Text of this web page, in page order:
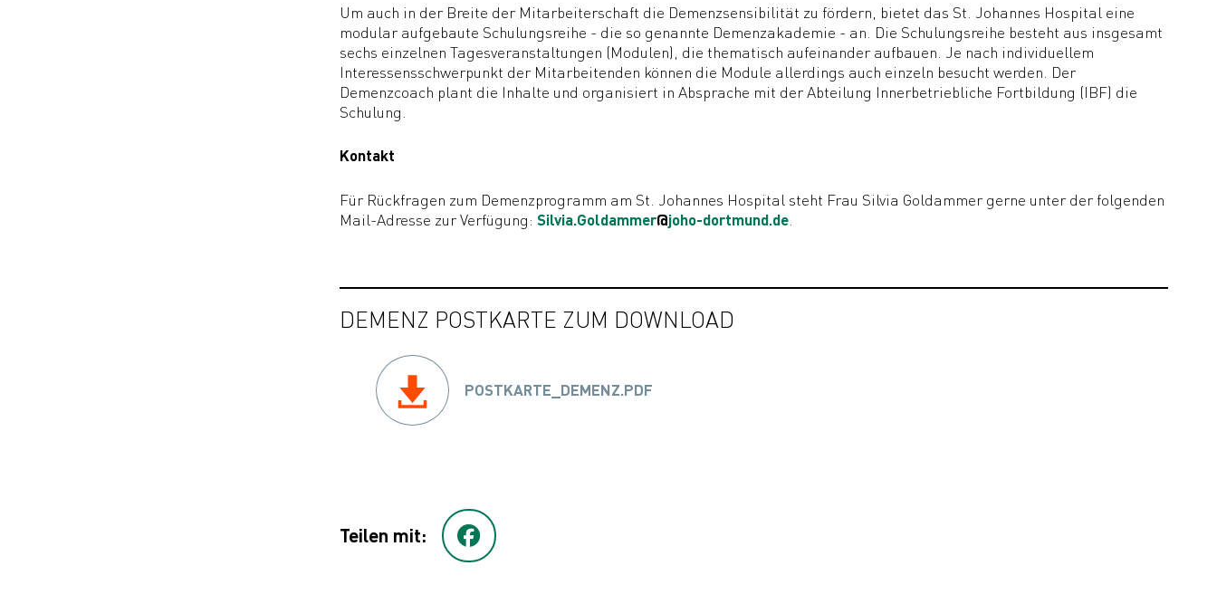
Um auch in der Breite der Mitarbeiterschaft die Demenzsensibilität zu fördern, bietet das St. Johannes Hospital eine
modular aufgebaute Schulungsreihe - die so genannte Demenzakademie - an. Die Schulungsreihe besteht aus insgesamt
sechs einzelnen Tagesveranstaltungen (Modulen), die thematisch aufeinander aufbauen. Je nach individuellem
Interessensschwerpunkt der Mitarbeitenden können die Module allerdings auch einzeln besucht werden. Der
Demenzcoach plant die Inhalte und organisiert in Absprache mit der Abteilung Innerbetriebliche Fortbildung (IBF) die
Schulung.
Kontakt
Für Rückfragen zum Demenzprogramm am St. Johannes Hospital steht Frau Silvia Goldammer gerne unter der folgenden
Mail-Adresse zur Verfügung:Silvia.Goldammer@joho-dortmund.de
DEMENZ POSTKARTE ZUM DOWNLOAD
POSTKARTE_DEMENZ.PDF
Teilen mit: